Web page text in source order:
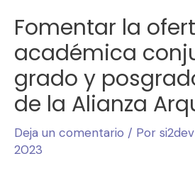
Fomentar la
académica
grado y
de la Alianza
Deja un comentario / Por si2dev
2023